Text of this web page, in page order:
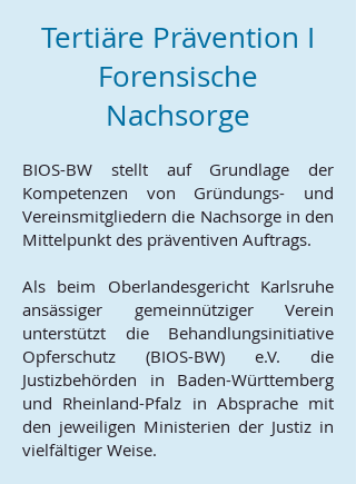
Tertiäre Prävention I
Forensische
Nachsorge
BIOS-BW stellt auf Grundlage der
Kompetenzen von Gründungs- und
Vereinsmitgliedern die Nachsorge in den
Mittelpunkt des präventiven Auftrags.
Als beim Oberlandesgericht Karlsruhe
ansässiger gemeinnütziger Verein
unterstützt die Behandlungsinitiative
Opferschutz (BIOS-BW) e.V. die
Justizbehörden in Baden-Württemberg
und Rheinland-Pfalz in Absprache mit
den jeweiligen Ministerien der Justiz in
vielfältiger Weise.